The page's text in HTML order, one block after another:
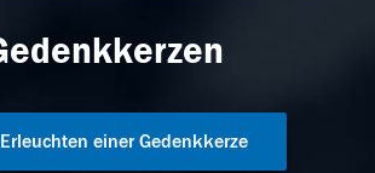
Erleuchten einer Gedenkkerze